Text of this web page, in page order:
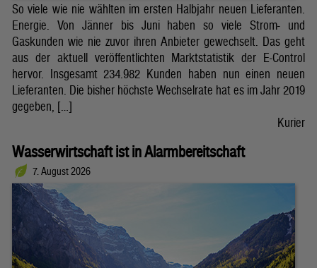
So viele wie nie wählten im ersten Halbjahr neuen Lieferanten.
Energie. Von Jänner bis Juni haben so viele Strom- und
Gaskunden wie nie zuvor ihren Anbieter gewechselt. Das geht
aus der aktuell veröffentlichten Marktstatistik der E-Control
hervor. Insgesamt 234.982 Kunden haben nun einen neuen
Lieferanten. Die bisher höchste Wechselrate hat es im Jahr 2019
gegeben, […]
Kurier
Wasserwirtschaft ist in Alarmbereitschaft
7. August 2026